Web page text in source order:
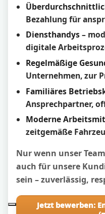
Bezahlung für
Diensthandys–
digitale
Regelmäßige
Unternehmen, zur
Familiäres
Ansprechpartner,
Moderne
zeitgemäße
Nur wenn unser
auch für unsere
sein – zuverlässig,
Jetzt bewerben: